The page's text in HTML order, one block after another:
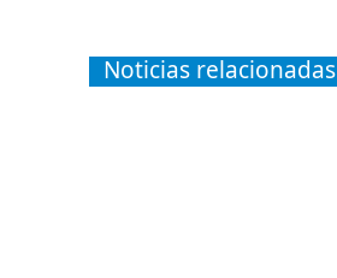
Noticias relacionadas